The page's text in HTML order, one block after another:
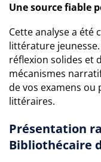
Une source fiable
Cette analyse a été
littérature
réflexion solides et
mécanismes
de vos examens ou
littéraires.
Présentation
Bibliothécaire